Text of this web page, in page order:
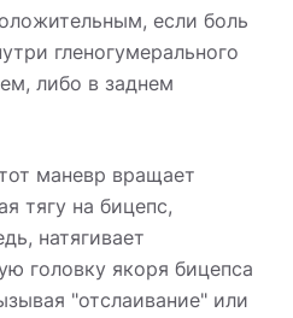
если боль
гленогумерального
либо в заднем
маневр вращает
тягу на бицепс,
натягивает
головку якоря бицепса
"отслаивание" или